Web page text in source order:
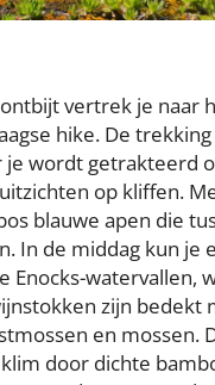
vertrek je naar
hike. De
je wordt getrakteerd
op kliffen.
blauwe apen die
In de middag kun je
Enocks-watervallen,
zijn bedekt
en mossen.
door dichte